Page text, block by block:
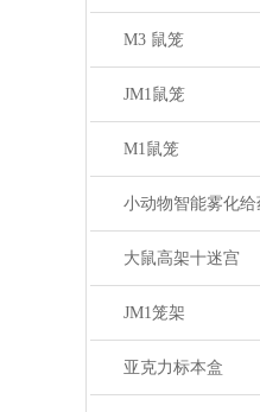
M3 鼠笼
JM1鼠笼
M1鼠笼
小动物智能雾化给
大鼠高架十迷宫
JM1笼架
亚克力标本盒